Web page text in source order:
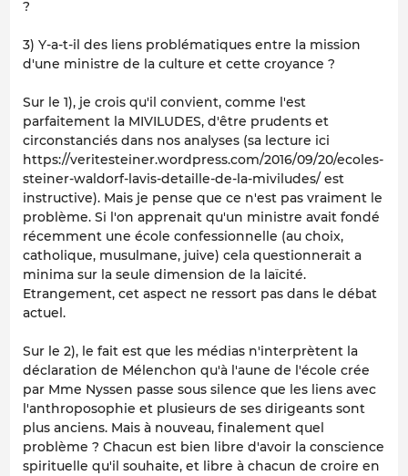
?
3) Y-a-t-il des liens problématiques entre la mission
d'une ministre de la culture et cette croyance ?
Sur le 1), je crois qu'il convient, comme l'est
parfaitement la MIVILUDES, d'être prudents et
circonstanciés dans nos analyses (sa lecture ici
https://veritesteiner.wordpress.com/2016/09/20/ecoles-
steiner-waldorf-lavis-detaille-de-la-miviludes/ est
instructive). Mais je pense que ce n'est pas vraiment le
problème. Si l'on apprenait qu'un ministre avait fondé
récemment une école confessionnelle (au choix,
catholique, musulmane, juive) cela questionnerait a
minima sur la seule dimension de la laïcité.
Etrangement, cet aspect ne ressort pas dans le débat
actuel.
Sur le 2), le fait est que les médias n'interprètent la
déclaration de Mélenchon qu'à l'aune de l'école crée
par Mme Nyssen passe sous silence que les liens avec
l'anthroposophie et plusieurs de ses dirigeants sont
plus anciens. Mais à nouveau, finalement quel
problème ? Chacun est bien libre d'avoir la conscience
spirituelle qu'il souhaite, et libre à chacun de croire en